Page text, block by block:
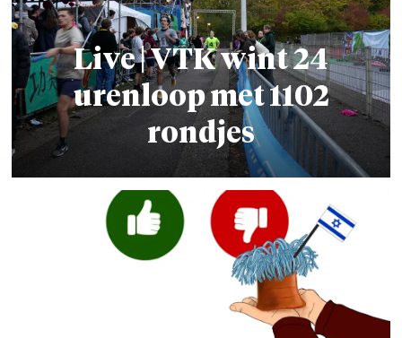
Live | VTK wint 24
urenloop met 1102
rondjes